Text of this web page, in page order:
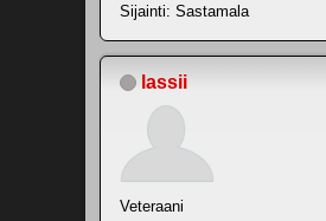
Sijainti: Sastamala
lassii
Veteraani